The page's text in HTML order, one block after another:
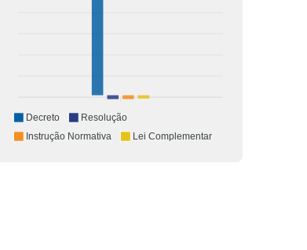
Decreto
Resolução
Instrução Normativa
Lei Complementar